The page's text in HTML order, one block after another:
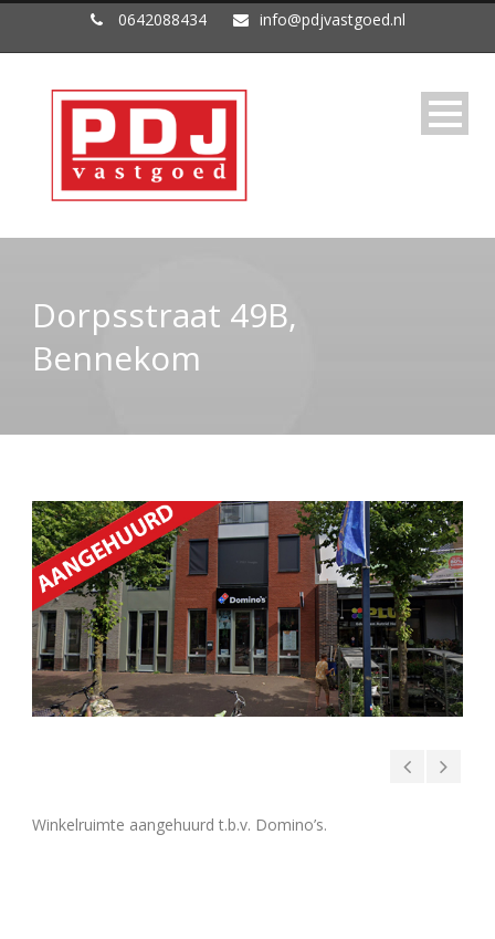
0642088434 info@pdjvastgoed.nl
Dorpsstraat 49B,
Bennekom
Winkelruimte aangehuurd t.b.v. Domino’s.